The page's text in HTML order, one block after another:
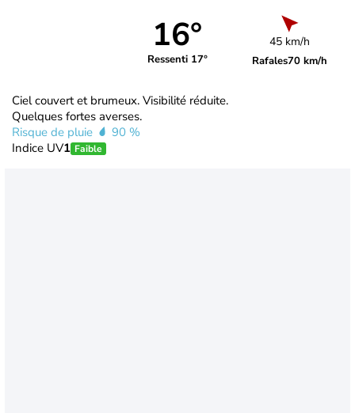
16°
Ressenti 17°
45 km/h
Rafales70 km/h
Ciel couvert et brumeux. Visibilité réduite.
Quelques fortes averses.
Risque de pluie
90 %
Indice UV1 Faible